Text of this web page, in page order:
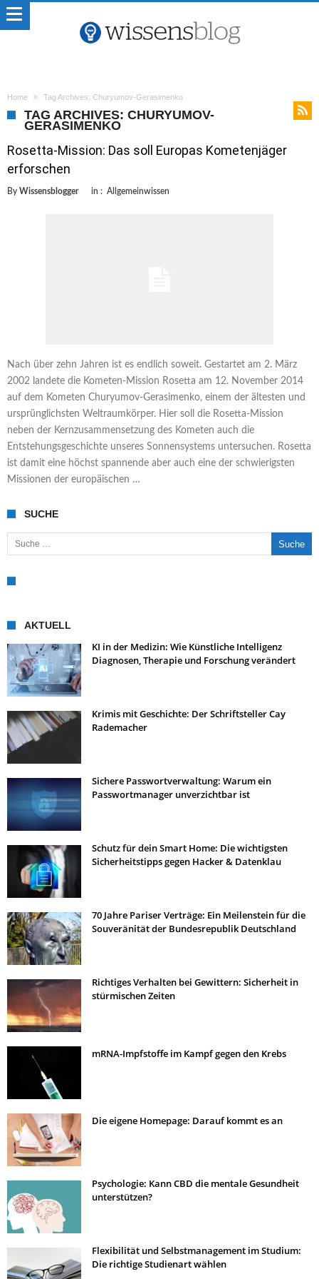
Home Tag Archives: Churyumov-Gerasimenko
TAG ARCHIVES: CHURYUMOV-
GERASIMENKO
Rosetta-Mission: Das soll Europas Kometenjäger
erforschen
By Wissensblogger in : Allgemeinwissen
Nach über zehn Jahren ist es endlich soweit. Gestartet am 2. März
2002 landete die Kometen-Mission Rosetta am 12. November 2014
auf dem Kometen Churyumov-Gerasimenko, einem der ältesten und
ursprünglichsten Weltraumkörper. Hier soll die Rosetta-Mission
neben der Kernzusammensetzung des Kometen auch die
Entstehungsgeschichte unseres Sonnensystems untersuchen. Rosetta
ist damit eine höchst spannende aber auch eine der schwierigsten
Missionen der europäischen …
SUCHE
Suche nach:
AKTUELL
KI in der Medizin: Wie Künstliche Intelligenz
Diagnosen, Therapie und Forschung verändert
Krimis mit Geschichte: Der Schriftsteller Cay
Rademacher
Sichere Passwortverwaltung: Warum ein
Passwortmanager unverzichtbar ist
Schutz für dein Smart Home: Die wichtigsten
Sicherheitstipps gegen Hacker & Datenklau
70 Jahre Pariser Verträge: Ein Meilenstein für die
Souveränität der Bundesrepublik Deutschland
Richtiges Verhalten bei Gewittern: Sicherheit in
stürmischen Zeiten
mRNA-Impfstoffe im Kampf gegen den Krebs
Die eigene Homepage: Darauf kommt es an
Psychologie: Kann CBD die mentale Gesundheit
unterstützen?
Flexibilität und Selbstmanagement im Studium:
Die richtige Studienart wählen